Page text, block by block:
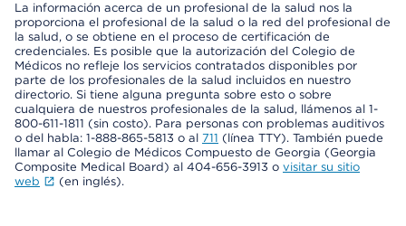
La información acerca de un profesional de la salud nos la
proporciona el profesional de la salud o la red del profesional de
la salud, o se obtiene en el proceso de certificación de
credenciales. Es posible que la autorización del Colegio de
Médicos no refleje los servicios contratados disponibles por
parte de los profesionales de la salud incluidos en nuestro
directorio. Si tiene alguna pregunta sobre esto o sobre
cualquiera de nuestros profesionales de la salud, llámenos al 1-
800-611-1811 (sin costo). Para personas con problemas auditivos
o del habla: 1-888-865-5813 o al 711 (línea TTY). También puede
llamar al Colegio de Médicos Compuesto de Georgia (Georgia
Composite Medical Board) al 404-656-3913 o visitar su sitio
web
(en inglés).